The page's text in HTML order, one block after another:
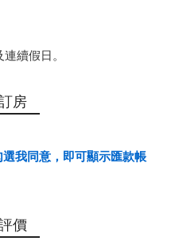
續假日。
房
我同意，即可顯示匯款帳
00042220378020 戶名：
價